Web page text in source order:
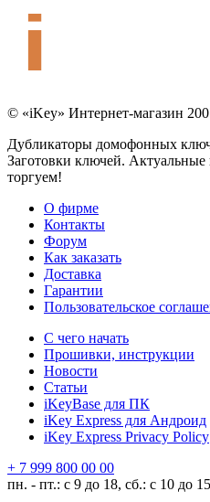
© «iKey» Интернет-магазин
Дубликаторы домофонных
Заготовки ключей.
торгуем!
О фирме
Контакты
Форум
Как заказать
Доставка
Гарантии
Пользовательское
С чего начать
Прошивки, инструкции
Новости
Статьи
iKeyBase для ПК
iKey Express для Андроид
iKey Express Privacy Policy
+ 7 999 800 00 00
пн. - пт.: с 9 до 18, сб.: с 10 до 15